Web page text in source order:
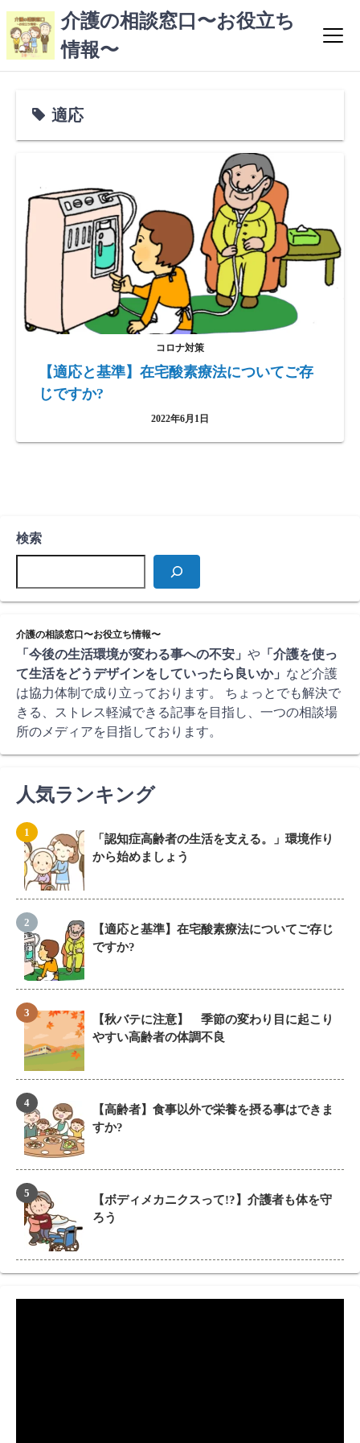
コ
ン
介護の相談窓口〜お役立ち
情報〜
適応
コロナ対策
【適応と基準】在宅酸素療法についてご存
じですか?
2022年6月1日
検索
介護の相談窓口〜お役立ち情報〜
「今後の生活環境が変わる事への不安」 や 「介護を使っ
て生活をどうデザインをしていったら良いか」 など介護
は協力体制で成り立っております。 ちょっとでも解決で
きる、ストレス軽減できる記事を目指し、一つの相談場
所のメディアを目指しております。
人気ランキング
「認知症高齢者の生活を支える。」環境作り
から始めましょう
【適応と基準】在宅酸素療法についてご存じ
ですか?
【秋バテに注意】 季節の変わり目に起こり
やすい高齢者の体調不良
【高齢者】食事以外で栄養を摂る事はできま
すか?
【ボディメカニクスって!?】介護者も体を守
ろう